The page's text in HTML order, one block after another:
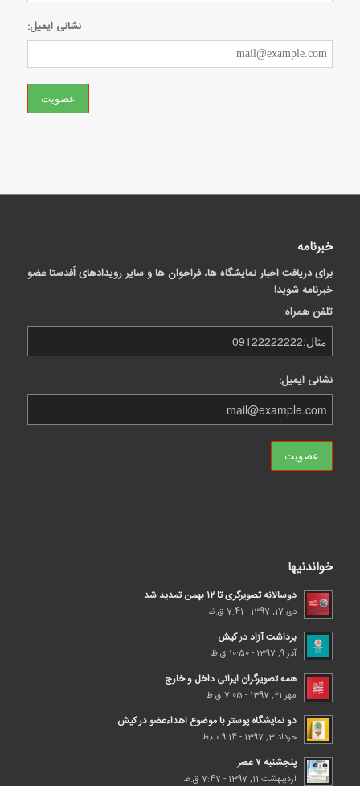
نشانی ایمیل:
خبرنامه
برای دریافت اخبار نمایشگاه ها، فراخوان ها و سایر رویدادهای اَفدستا عضو
خبرنامه شوید!
تلفن همراه:
نشانی ایمیل:
خواندنیها
دوسالانه تصویرگری تا ۱۲ بهمن تمدید شد
دی 17, 1397 - 7:41 ق.ظ
برداشت آزاد در کیش
آذر 9, 1397 - 10:50 ق.ظ
همه تصویرگران ایرانی داخل و خارج
مهر 21, 1397 - 7:05 ق.ظ
دو نمایشگاه پوستر با موضوع اهداء‌عضو در کیش
خرداد 3, 1397 - 9:14 ب.ظ
پنجشنبه ۷ عصر
اردیبهشت 11, 1397 - 7:47 ق.ظ